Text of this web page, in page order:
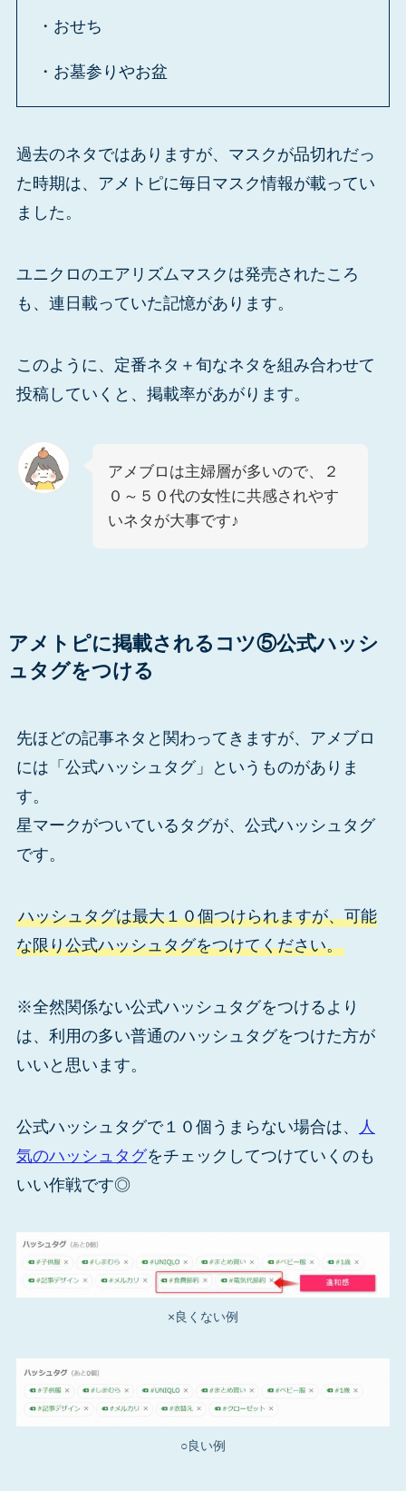
・おせち
・お墓参りやお盆
過去のネタではありますが、マスクが品切れだっ
た時期は、アメトピに毎日マスク情報が載ってい
ました。
ユニクロのエアリズムマスクは発売されたころ
も、連日載っていた記憶があります。
このように、定番ネタ＋旬なネタを組み合わせて
投稿していくと、掲載率があがります。
アメブロは主婦層が多いので、２
０～５０代の女性に共感されやす
いネタが大事です♪
アメトピに掲載されるコツ⑤公式ハッシ
ュタグをつける
先ほどの記事ネタと関わってきますが、アメブロ
には「公式ハッシュタグ」というものがありま
す。
星マークがついているタグが、公式ハッシュタグ
です。
ハッシュタグは最大１０個つけられますが、可能
な限り公式ハッシュタグをつけてください。
※全然関係ない公式ハッシュタグをつけるより
は、利用の多い普通のハッシュタグをつけた方が
いいと思います。
公式ハッシュタグで１０個うまらない場合は、
人
気のハッシュタグをチェックしてつけていくのも
いい作戦です◎
×良くない例
○良い例